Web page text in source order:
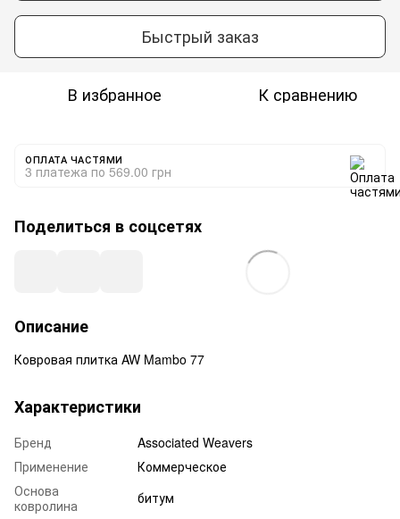
Быстрый заказ
В избранное К сравнению
ОПЛАТА ЧАСТЯМИ
3 платежа по 569.00 грн
Поделиться в соцсетях
Описание
Ковровая плитка AW Mambo 77
Характеристики
Бренд
Associated Weavers
Применение
Коммерческое
Основа
ковролина
битум